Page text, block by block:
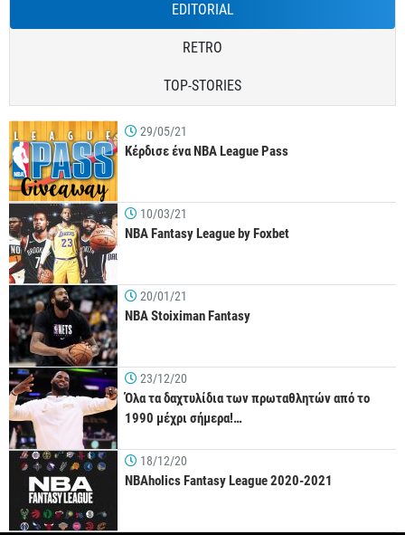
EDITORIAL
RETRO
TOP-STORIES
29/05/21
Κέρδισε ένα NBA League Pass
10/03/21
NBA Fantasy League by Foxbet
20/01/21
NBA Stoiximan Fantasy
23/12/20
Όλα τα δαχτυλίδια των πρωταθλητών από το
1990 μέχρι σήμερα!…
18/12/20
NBAholics Fantasy League 2020-2021